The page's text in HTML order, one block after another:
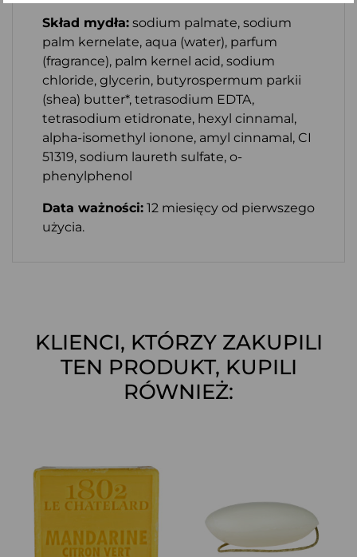
Skład mydła: sodium palmate, sodium
palm kernelate, aqua (water), parfum
(fragrance), palm kernel acid, sodium
chloride, glycerin, butyrospermum parkii
(shea) butter*, tetrasodium EDTA,
tetrasodium etidronate, hexyl cinnamal,
alpha-isomethyl ionone, amyl cinnamal, CI
51319, sodium laureth sulfate, o-
phenylphenol
Data ważności: 12 miesięcy od pierwszego
użycia.
KLIENCI, KTÓRZY ZAKUPILI
TEN PRODUKT, KUPILI
RÓWNIEŻ: